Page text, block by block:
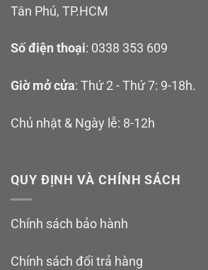
Tân Phú, TP.HCM
Số điện thoại: 0338 353 609
Giờ mở cửa: Thứ 2 - Thứ 7: 9-18h.
Chủ nhật & Ngày lễ: 8-12h
QUY ĐỊNH VÀ CHÍNH SÁCH
Chính sách bảo hành
Chính sách đổi trả hàng